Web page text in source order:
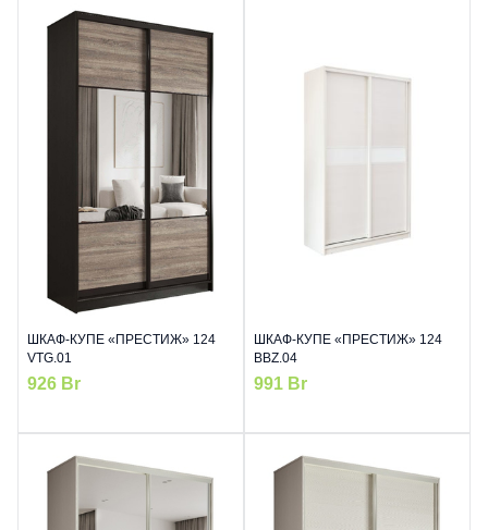
ШКАФ-КУПЕ «ПРЕСТИЖ» 124
VTG.01
926 Br
ШКАФ-КУПЕ «ПРЕСТИЖ» 124
BBZ.04
991 Br